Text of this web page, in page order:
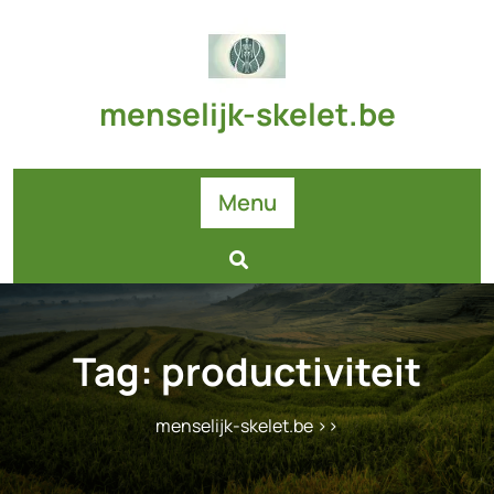
menselijk-skelet.be
Menu
Tag:productiviteit
menselijk-skelet.be>>